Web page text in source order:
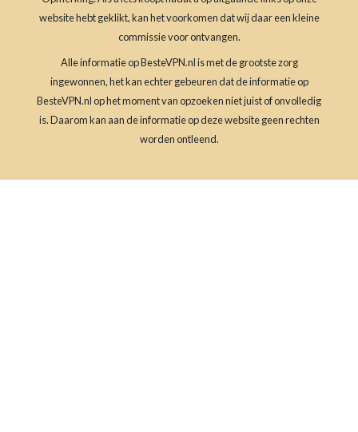
website hebt geklikt, kan het voorkomen dat wij daar een kleine
commissie voor ontvangen.
Alle informatie op BesteVPN.nl is met de grootste zorg
ingewonnen, het kan echter gebeuren dat de informatie op
BesteVPN.nl op het moment van opzoeken niet juist of onvolledig
is. Daarom kan aan de informatie op deze website geen rechten
worden ontleend.